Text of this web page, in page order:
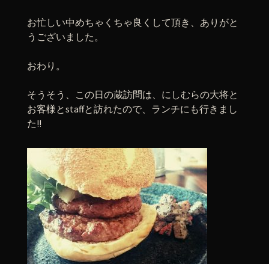
お忙しい中めちゃくちゃ良くして頂き、ありがと
うございました。
おわり。
そうそう、この日の蔵訪問は、にしむらの大将と
お客様とstaffと訪れたので、ランチにも行きまし
た!!